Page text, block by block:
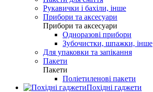
Рукавички і бахіли, інше
Прибори та аксесуари
Прибори та аксесуари
Одноразові прибори
Зубочистки, шпажки, інше
Для упаковки та запікання
Пакети
Пакети
Поліетиленові пакети
Похідні гаджети